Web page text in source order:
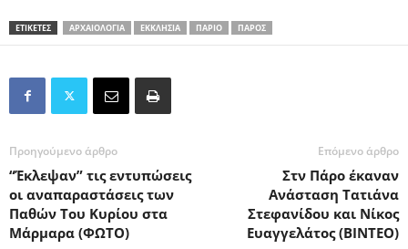
ΕΤΙΚΕΤΕΣ ΑΡΧΑΙΟΛΟΓΙΑ ΕΚΚΛΗΣΙΑ ΠΑΡΙΟ ΠΑΡΟΣ
Προηγούμενο άρθρο
“Έκλεψαν” τις εντυπώσεις
οι αναπαραστάσεις των
Παθών Του Κυρίου στα
Μάρμαρα (ΦΩΤΟ)
Επόμενο άρθρο
Στν Πάρο έκαναν
Ανάσταση Τατιάνα
Στεφανίδου και Νίκος
Ευαγγελάτος (ΒΙΝΤΕΟ)